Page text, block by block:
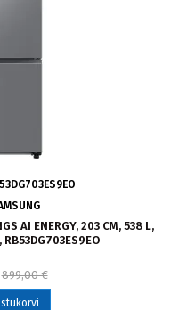
AI ENERGY, 203 CM, 538 L,
RB53DG703ES9EO
899,00 €